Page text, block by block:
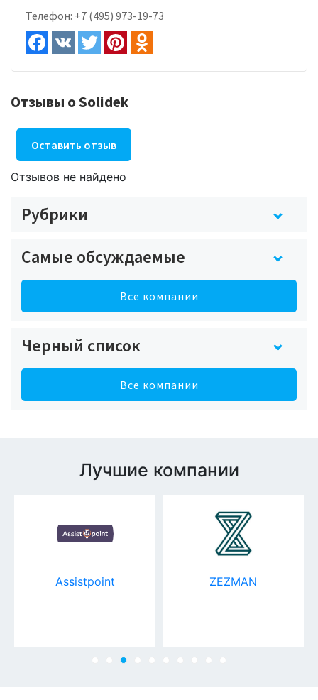
Телефон: +7 (495) 973-19-73
Отзывы о Solidek
Оставить отзыв
Отзывов не найдено
Рубрики
Самые обсуждаемые
Все компании
Черный список
Все компании
Лучшие компании
Assistpoint ZEZMAN